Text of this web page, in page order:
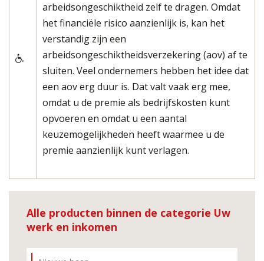
arbeidsongeschiktheid zelf te dragen. Omdat
het financiële risico aanzienlijk is, kan het
verstandig zijn een
arbeidsongeschiktheidsverzekering (aov) af te
sluiten. Veel ondernemers hebben het idee dat
een aov erg duur is. Dat valt vaak erg mee,
omdat u de premie als bedrijfskosten kunt
opvoeren en omdat u een aantal
keuzemogelijkheden heeft waarmee u de
premie aanzienlijk kunt verlagen.
Alle producten binnen de categorie Uw
werk en inkomen